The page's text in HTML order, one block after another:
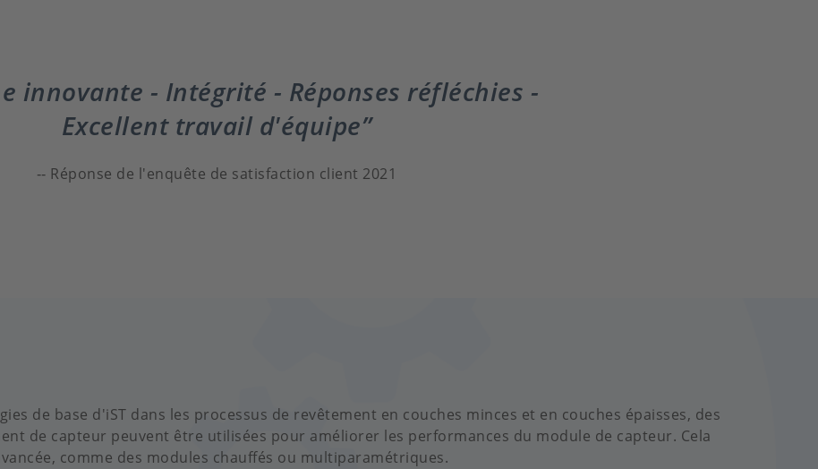
innovante - Intégrité - Réponses réfléchies -
Excellent travail d'équipe
Réponse de l'enquête de satisfaction client 2021
de base d'iST dans les processus de revêtement en couches minces et en couches épaisses, des
de capteur peuvent être utilisées pour améliorer les performances du module de capteur. Cela
comme des modules chauffés ou multiparamétriques.